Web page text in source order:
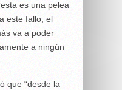
es una pelea
este fallo, el
va a poder
a ningún
que “desde la